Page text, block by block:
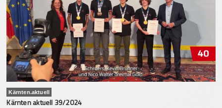
Kärnten.aktuell
Kärnten aktuell 39/2024